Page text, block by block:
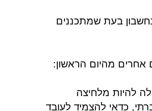
בחשבון בעת שמתכננים
להיות מלחיצה
כדאי להצמיד לעובד